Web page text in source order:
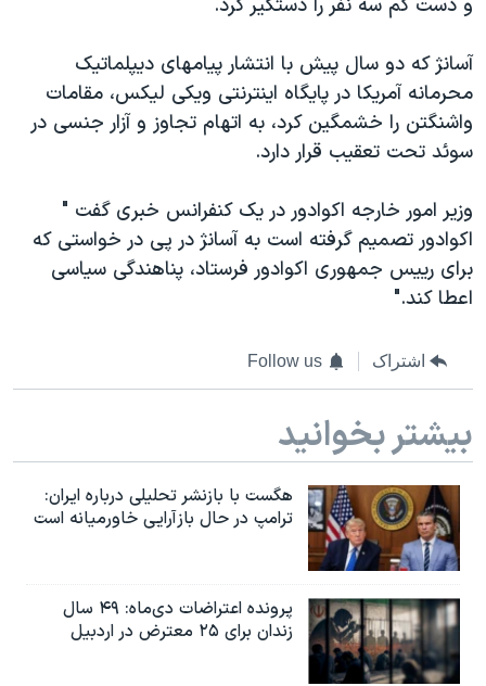
و دست کم سه نفر را دستگیر کرد.
آسانژ که دو سال پیش با انتشار پیامهای دیپلماتیک
محرمانه آمریکا در پایگاه اینترنتی ویکی لیکس، مقامات
واشنگتن را خشمگین کرد، به اتهام تجاوز و آزار جنسی در
سوئد تحت تعقیب قرار دارد.
وزیر امور خارجه اکوادور در یک کنفرانس خبری گفت "
اکوادور تصمیم گرفته است به آسانژ در پی در خواستی که
برای رییس جمهوری اکوادور فرستاد، پناهندگی سیاسی
اعطا کند."
اشتراک Follow us
بیشتر بخوانید
هگست با بازنشر تحلیلی درباره ایران:
ترامپ در حال بازآرایی خاورمیانه است
پرونده اعتراضات دی‌ماه: ۴۹ سال
زندان برای ۲۵ معترض در اردبیل